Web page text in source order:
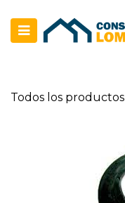
Todos los productos